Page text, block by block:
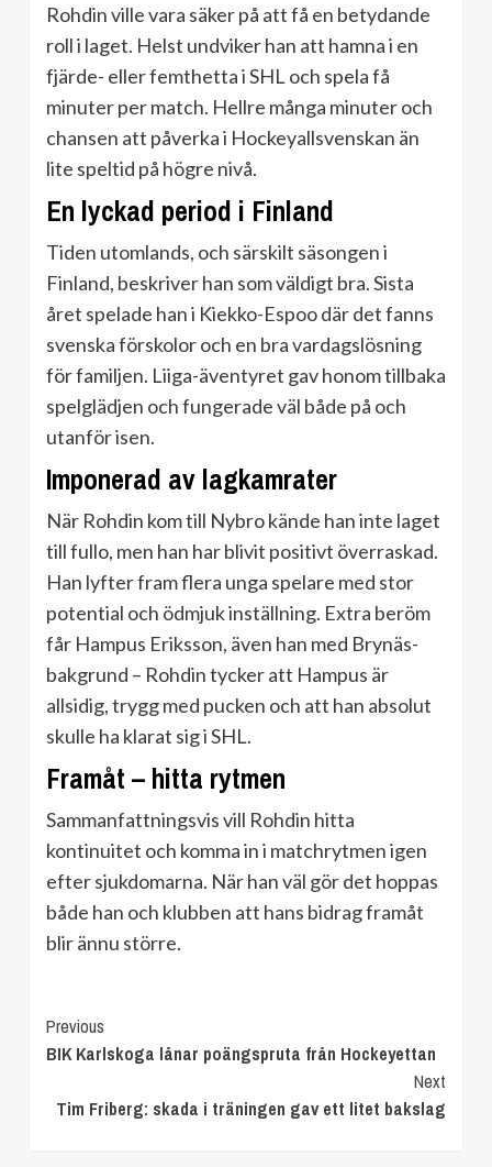
Rohdin ville vara säker på att få en betydande
roll i laget. Helst undviker han att hamna i en
fjärde- eller femthetta i SHL och spela få
minuter per match. Hellre många minuter och
chansen att påverka i Hockeyallsvenskan än
lite speltid på högre nivå.
En lyckad period i Finland
Tiden utomlands, och särskilt säsongen i
Finland, beskriver han som väldigt bra. Sista
året spelade han i Kiekko-Espoo där det fanns
svenska förskolor och en bra vardagslösning
för familjen. Liiga-äventyret gav honom tillbaka
spelglädjen och fungerade väl både på och
utanför isen.
Imponerad av lagkamrater
När Rohdin kom till Nybro kände han inte laget
till fullo, men han har blivit positivt överraskad.
Han lyfter fram flera unga spelare med stor
potential och ödmjuk inställning. Extra beröm
får Hampus Eriksson, även han med Brynäs-
bakgrund – Rohdin tycker att Hampus är
allsidig, trygg med pucken och att han absolut
skulle ha klarat sig i SHL.
Framåt – hitta rytmen
Sammanfattningsvis vill Rohdin hitta
kontinuitet och komma in i matchrytmen igen
efter sjukdomarna. När han väl gör det hoppas
både han och klubben att hans bidrag framåt
blir ännu större.
Continue
Reading
Previous
BIK Karlskoga lånar poängspruta från Hockeyettan
Next
Tim Friberg: skada i träningen gav ett litet bakslag